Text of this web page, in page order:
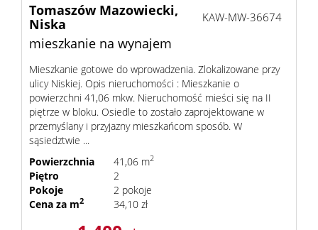
Tomaszów Mazowiecki,
Niska
mieszkanie na wynajem
KAW-MW-36674
Mieszkanie gotowe do wprowadzenia. Zlokalizowane przy
ulicy Niskiej. Opis nieruchomości : Mieszkanie o
powierzchni 41,06 mkw. Nieruchomość mieści się na II
piętrze w bloku. Osiedle to zostało zaprojektowane w
przemyślany i przyjazny mieszkańcom sposób. W
sąsiedztwie ...
Powierzchnia
41,06 m2
Piętro
2
Pokoje
2 pokoje
Cena za m2 34,10 zł